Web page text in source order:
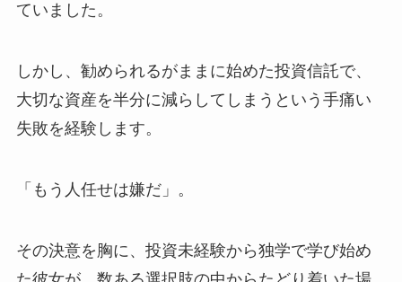
ていました。
しかし、勧められるがままに始めた投資信託で、
大切な資産を半分に減らしてしまうという手痛い
失敗を経験します。
「もう人任せは嫌だ」。
その決意を胸に、投資未経験から独学で学び始め